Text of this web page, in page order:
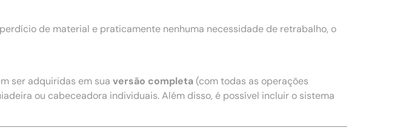
de material e praticamente nenhuma necessidade de retrabalho, o
ser adquiridas em sua versão completa (com todas as operações
ou cabeceadora individuais. Além disso, é possível incluir o sistema